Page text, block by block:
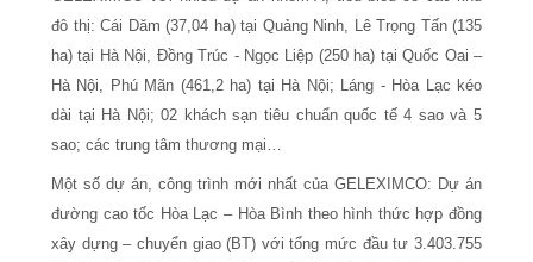
đô thị: Cái Dăm (37,04 ha) tại Quảng Ninh, Lê Trọng Tấn (135
ha) tại Hà Nội, Đồng Trúc - Ngọc Liệp (250 ha) tại Quốc Oai –
Hà Nội, Phú Mãn (461,2 ha) tại Hà Nội;
Láng - Hòa Lạc kéo
dài tại Hà Nội; 02 khách sạn tiêu chuẩn quốc tế 4 sao và 5
sao; các trung tâm thương mại
Một số dự án, công trình mới nhất của GELEXIMCO: Dự án
đường cao tốc Hòa Lạc – Hòa Bình theo hình thức hợp đồng
xây dựng – chuyển giao (BT) với tổng mức đầu tư 3.403.755